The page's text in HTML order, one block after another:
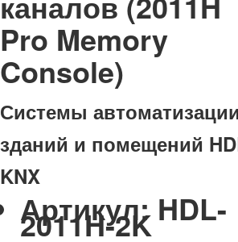
Pro Memory
Console)
Системы автоматизации
зданий и помещений
KNX
Артикул: HDL-
2011H-2K